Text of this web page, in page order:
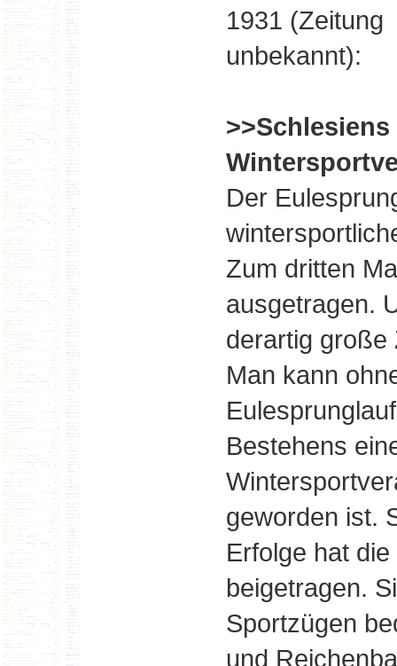
1931 (Zeitung
unbekannt):
Der
Zum dritten
ausgetragen.
derartig große
Man kann
Bestehens
geworden ist.
Erfolge hat
beigetragen.
Sportzügen
und